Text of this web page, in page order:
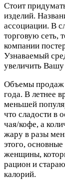
Стоит
изделий.
ассоциации. В
торговую сеть,
компании
Узнаваемый
увеличить Вашу
Объемы продаж
года. В летнее
меньшей
что сладости в
чая/кофе, а
жару в разы
этого,
женщины,
рацион и
калорий.